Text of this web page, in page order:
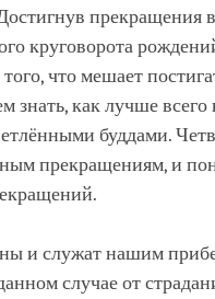
прекращения
круговорота
того, что мешает
знать, как лучше
буддами.
прекращениям, и
и служат нашим
случае от